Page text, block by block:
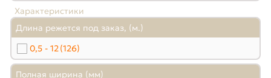
Характеристики
Длина режется под заказ, (м.)
0,5 - 12(126)
Полная ширина (мм)